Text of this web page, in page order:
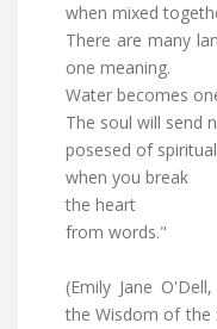
when mixed
There are many
one meaning.
Water becomes
The soul will send
posesed of
when you break
the heart
from words."
(Emily Jane
the Wisdom of the